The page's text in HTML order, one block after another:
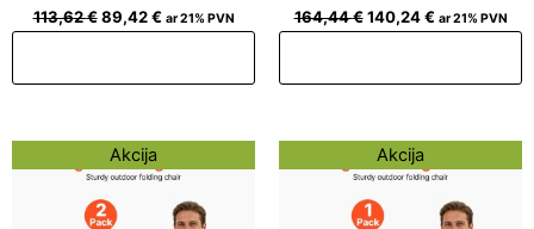
113,62€ 89,42€ ar 21% PVN
164,44€ 140,24€ ar 21% PVN
Akcija
Original
price
122,09 €.
price
97,89 €.
Akcija
Original
price
94,26 €.
price
70,06 €.